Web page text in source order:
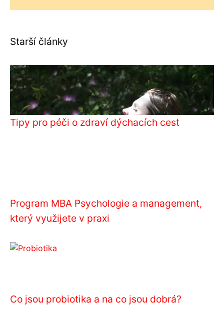
Starší články
Tipy pro péči o zdraví dýchacích cest
Program MBA Psychologie a management,
který využijete v praxi
Co jsou probiotika a na co jsou dobrá?